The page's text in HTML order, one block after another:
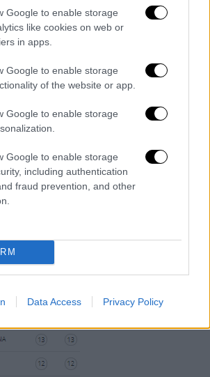
Google to enable storage
like cookies on web or
in apps.
Google to enable storage
of the website or app.
Google to enable storage
Google to enable storage
including authentication
fraud prevention, and other
Data Access Privacy Policy
(Novasports 2HD)
(Novasports 1HD)